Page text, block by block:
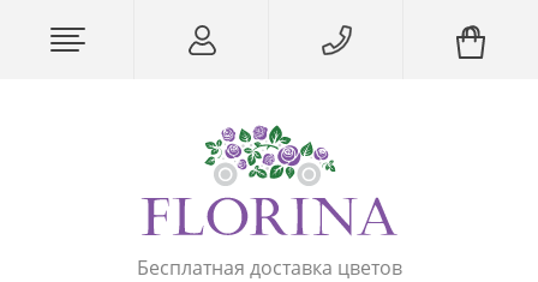
Бесплатная доставка цветов